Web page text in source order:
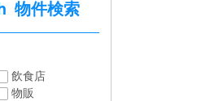
物件検索
飲食店
物販